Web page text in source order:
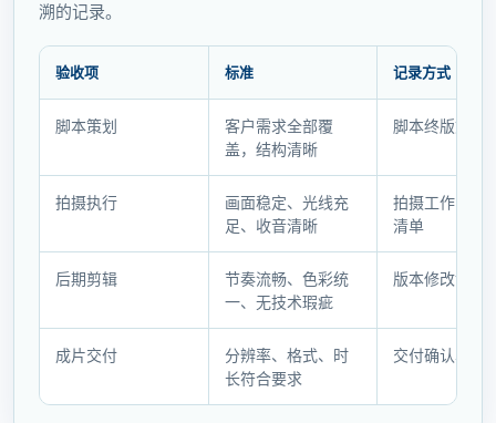
溯的记录。
收
料
验收项 标准 记录方式
脚本策划
客户需求全部覆
盖，结构清晰
脚本终版文件
拍摄执行
画面稳定、光线充
足、收音清晰
拍摄工作日志
清单
后期剪辑
节奏流畅、色彩统
一、无技术瑕疵
版本修改记录
成片交付
分辨率、格式、时
长符合要求
交付确认单